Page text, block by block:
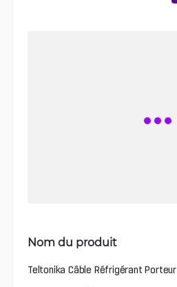
Nom du produit
Teltonika Câble Réfrigérant Porteur